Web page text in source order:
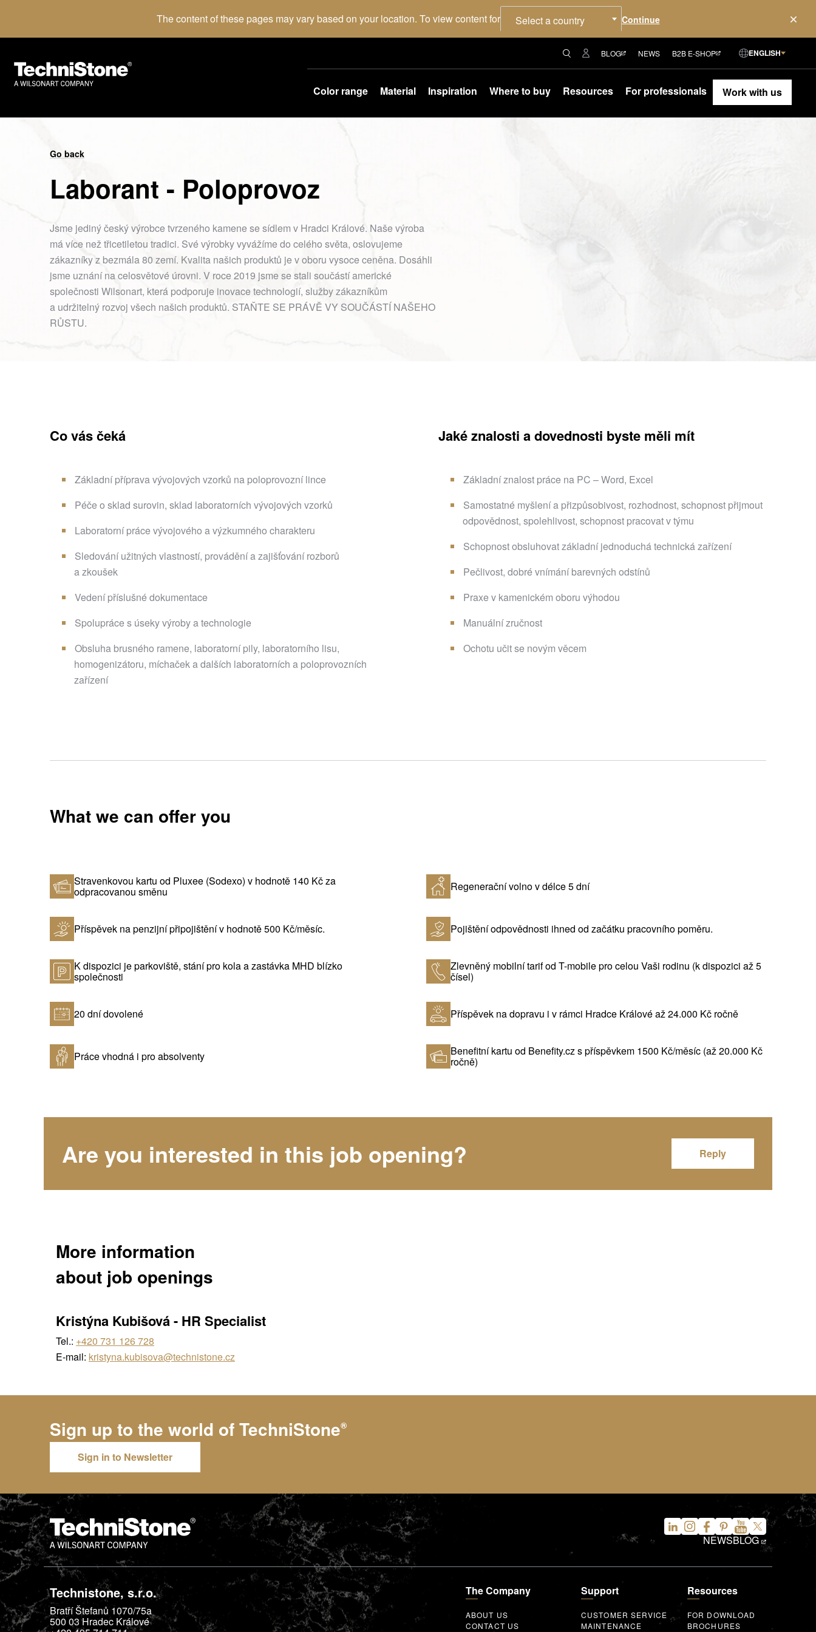
The content of these pages may vary based on your location. To view content for Select a country
BLOG NEWS B2B E-SHOP ENGLISH
Color range Material Inspiration Where to buy Resources For professionals Work with us
Go back
Laborant - Poloprovoz
Jsme jediný český výrobce tvrzeného kamene se sídlem v Hradci Králové. Naše výroba
má více než třicetiletou tradici. Své výrobky vyvážíme do celého světa, oslovujeme
zákazníky z bezmála 80 zemí. Kvalita našich produktů je v oboru vysoce ceněna. Dosáhli
jsme uznání na celosvětové úrovni. V roce 2019 jsme se stali součástí americké
společnosti Wilsonart, která podporuje inovace technologií, služby zákazníkům
a udržitelný rozvoj všech našich produktů. STAŇTE SE PRÁVĚ VY SOUČÁSTÍ NAŠEHO
RŮSTU.
Co vás čeká
Základní příprava vývojových vzorků na poloprovozní lince
Péče o sklad surovin, sklad laboratorních vývojových vzorků
Laboratorní práce vývojového a výzkumného charakteru
Sledování užitných vlastností, provádění a zajišťování rozborů
a zkoušek
Vedení příslušné dokumentace
Spolupráce s úseky výroby a technologie
Obsluha brusného ramene, laboratorní pily, laboratorního lisu,
homogenizátoru, míchaček a dalších laboratorních a poloprovozních
zařízení
Jaké znalosti a dovednosti byste měli mít
Základní znalost práce na PC – Word, Excel
Samostatné myšlení a přizpůsobivost, rozhodnost, schopnost přijmout
odpovědnost, spolehlivost, schopnost pracovat v týmu
Schopnost obsluhovat základní jednoduchá technická zařízení
Pečlivost, dobré vnímání barevných odstínů
Praxe v kamenickém oboru výhodou
Manuální zručnost
Ochotu učit se novým věcem
What we can offer you
Stravenkovou kartu od Pluxee (Sodexo) v hodnotě 140 Kč za
odpracovanou směnu Regenerační volno v délce 5 dní
Příspěvek na penzijní připojištění v hodnotě 500 Kč/měsíc. Pojištění odpovědnosti ihned od začátku pracovního poměru.
K dispozici je parkoviště, stání pro kola a zastávka MHD blízko
společnosti
Zlevněný mobilní tarif od T-mobile pro celou Vaši rodinu (k dispozici až 5
čísel)
20 dní dovolené Příspěvek na dopravu i v rámci Hradce Králové až 24.000 Kč ročně
Práce vhodná i pro absolventy Benefitní kartu od Benefity.cz s příspěvkem 1500 Kč/měsíc (až 20.000 Kč
ročně)
Are you interested in this job opening? Reply
More information
about job openings
Kristýna Kubišová- HR Specialist
Tel.: +420 731 126 728
E-mail: kristyna.kubisova@technistone.cz
Sign up to the world ofTechniStone®
Sign in to Newsletter
NEWSBLOG
Technistone, s.r.o.
Bratří Štefanů 1070/75a
500 03 Hradec Králové
The Company
ABOUT US
CONTACT US
Support
CUSTOMER SERVICE
MAINTENANCE
Resources
FOR DOWNLOAD
BROCHURES